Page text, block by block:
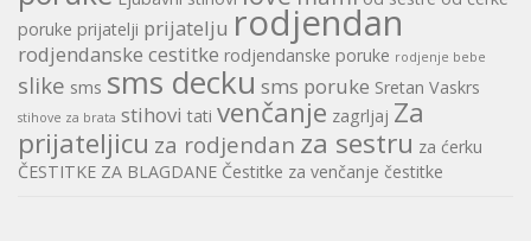
poruke prijatelji prijatelju rodjendan
rodjendanske cestitke rodjendanske poruke rodjenje bebe
slike sms sms decku sms poruke Sretan Vaskrs
stihove za brata stihovi tati venčanje zagrljaj Za
prijateljicu za rodjendan za sestru za ćerku
ČESTITKE ZA BLAGDANE Čestitke za venčanje čestitke